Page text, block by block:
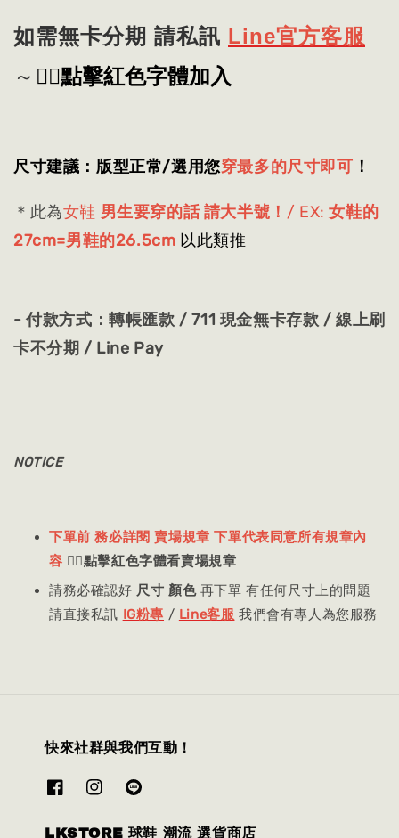
如需無卡分期 請私訊 Line官方客服
～ 👈🏻點擊紅色字體加入
尺寸建議：版型正常/選用您穿最多的尺寸即可 ！
＊此為女鞋 男生要穿的話 請大半號！ / EX:女鞋的
27cm=男鞋的26.5cm 以此類推
- 付款方式：轉帳匯款 / 711 現金無卡存款 / 線上刷
卡不分期 / Line Pay
NOTICE
下單前 務必詳閱 賣場規章 下單代表同意所有規章內
容 👈🏻點擊紅色字體看賣場規章
請務必確認好 尺寸 顏色再下單 有任何尺寸上的問題
請直接私訊 IG粉專 / Line客服 我們會有專人為您服務
快來社群與我們互動！
LKSTORE 球鞋 潮流 選貨商店